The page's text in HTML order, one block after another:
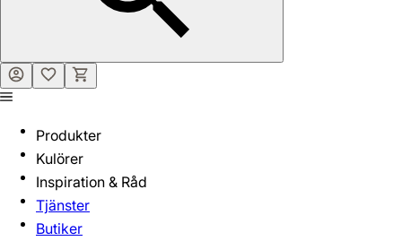
Produkter
Kulörer
Inspiration & Råd
Tjänster
Butiker